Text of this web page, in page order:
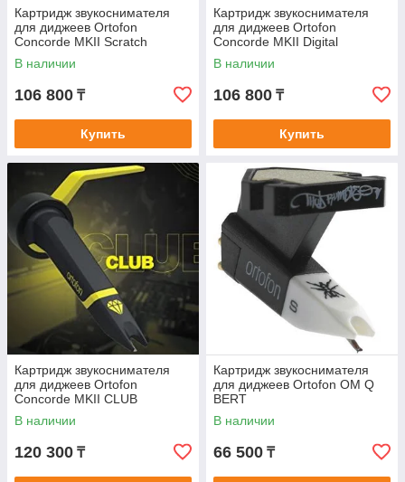
Картридж звукоснимателя
для диджеев Ortofon
Concorde MKII Scratch
В наличии
106 800 ₸
Купить
Картридж звукоснимателя
для диджеев Ortofon
Concorde MKII Digital
В наличии
106 800 ₸
Купить
Картридж звукоснимателя
для диджеев Ortofon
Concorde MKII CLUB
В наличии
120 300 ₸
Картридж звукоснимателя
для диджеев Ortofon OM Q
BERT
В наличии
66 500 ₸